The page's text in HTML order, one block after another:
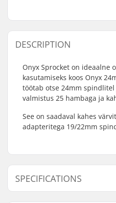
DESCRIPTION
Onyx Sprocket on ideaalne
kasutamiseks koos Onyx
töötab otse 24mm
valmistus 25 hambaga ja
See on saadaval kahes
adapteritega 19/22mm
SPECIFICATIONS